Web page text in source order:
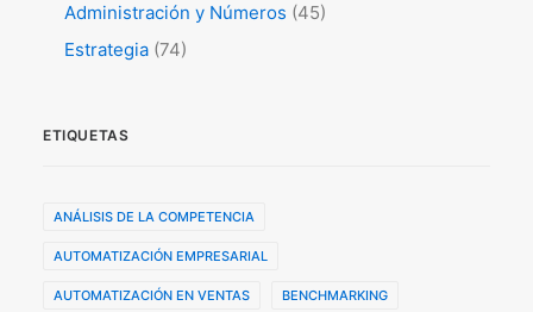
Administración y Números (45)
Estrategia (74)
ETIQUETAS
ANÁLISIS DE LA COMPETENCIA
AUTOMATIZACIÓN EMPRESARIAL
AUTOMATIZACIÓN EN VENTAS BENCHMARKING